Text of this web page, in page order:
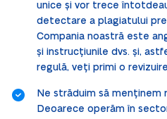
unice și vor trece
detectare a plagiatului
Compania noastră este
și instrucțiunile dvs. și,
regulă, veți primi o
Ne străduim să
Deoarece operăm în